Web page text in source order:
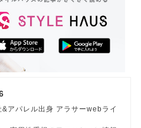
アパレル出身 アラサーwebライ